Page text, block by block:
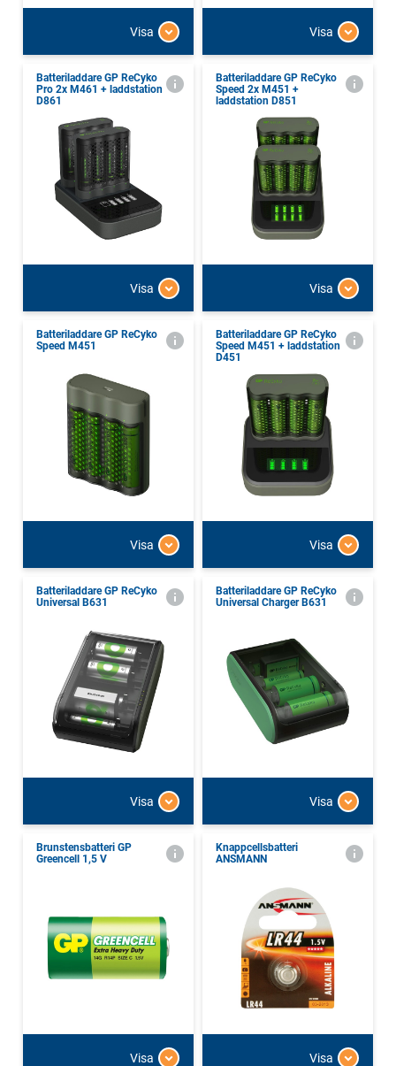
Visa Visa
Batteriladdare GP ReCyko
Pro 2x M461 + laddstation
D861
Visa
Batteriladdare GP ReCyko
Speed 2x M451 +
laddstation D851
Visa
Batteriladdare GP ReCyko
Speed M451
Visa
Batteriladdare GP ReCyko
Speed M451 + laddstation
D451
Visa
Batteriladdare GP ReCyko
Universal B631
Visa
Batteriladdare GP ReCyko
Universal Charger B631
Visa
Brunstensbatteri GP
Greencell 1,5 V
Visa
Knappcellsbatteri
ANSMANN
Visa